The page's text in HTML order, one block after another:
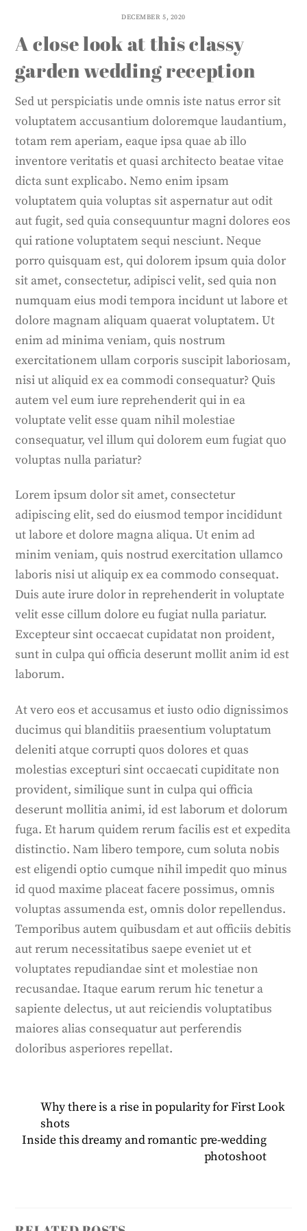
DECEMBER 5, 2020
A close look at this classy
garden wedding reception
Sed ut perspiciatis unde omnis iste natus error sit
voluptatem accusantium doloremque laudantium,
totam rem aperiam, eaque ipsa quae ab illo
inventore veritatis et quasi architecto beatae vitae
dicta sunt explicabo. Nemo enim ipsam
voluptatem quia voluptas sit aspernatur aut odit
aut fugit, sed quia consequuntur magni dolores eos
qui ratione voluptatem sequi nesciunt. Neque
porro quisquam est, qui dolorem ipsum quia dolor
sit amet, consectetur, adipisci velit, sed quia non
numquam eius modi tempora incidunt ut labore et
dolore magnam aliquam quaerat voluptatem. Ut
enim ad minima veniam, quis nostrum
exercitationem ullam corporis suscipit laboriosam,
nisi ut aliquid ex ea commodi consequatur? Quis
autem vel eum iure reprehenderit qui in ea
voluptate velit esse quam nihil molestiae
consequatur, vel illum qui dolorem eum fugiat quo
voluptas nulla pariatur?
Lorem ipsum dolor sit amet, consectetur
adipiscing elit, sed do eiusmod tempor incididunt
ut labore et dolore magna aliqua. Ut enim ad
minim veniam, quis nostrud exercitation ullamco
laboris nisi ut aliquip ex ea commodo consequat.
Duis aute irure dolor in reprehenderit in voluptate
velit esse cillum dolore eu fugiat nulla pariatur.
Excepteur sint occaecat cupidatat non proident,
sunt in culpa qui officia deserunt mollit anim id est
laborum.
At vero eos et accusamus et iusto odio dignissimos
ducimus qui blanditiis praesentium voluptatum
deleniti atque corrupti quos dolores et quas
molestias excepturi sint occaecati cupiditate non
provident, similique sunt in culpa qui officia
deserunt mollitia animi, id est laborum et dolorum
fuga. Et harum quidem rerum facilis est et expedita
distinctio. Nam libero tempore, cum soluta nobis
est eligendi optio cumque nihil impedit quo minus
id quod maxime placeat facere possimus, omnis
voluptas assumenda est, omnis dolor repellendus.
Temporibus autem quibusdam et aut officiis debitis
aut rerum necessitatibus saepe eveniet ut et
voluptates repudiandae sint et molestiae non
recusandae. Itaque earum rerum hic tenetur a
sapiente delectus, ut aut reiciendis voluptatibus
maiores alias consequatur aut perferendis
doloribus asperiores repellat.
Why there is a rise in popularity for First Look
shots
Inside this dreamy and romantic pre-wedding
photoshoot